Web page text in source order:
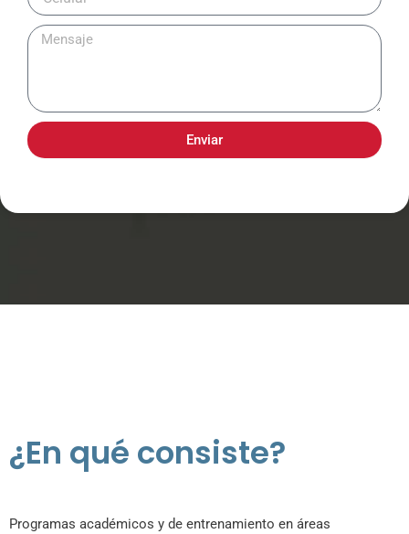
Enviar
¿En qué consiste?
Programas académicos y de entrenamiento en áreas